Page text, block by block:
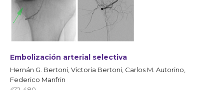
Embolización arterial selectiva
Hernán G. Bertoni, Victoria Bertoni, Carlos M. Autorino,
Federico Manfrin